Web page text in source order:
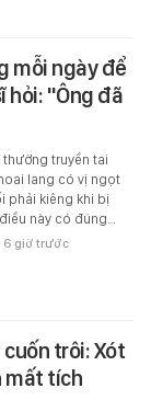
mỗi ngày để
hỏi: "Ông đã
truyền tai
lang có vị ngọt
phải kiêng khi bị
này có đúng…
6 giờ trước
trôi: Xót
mất tích